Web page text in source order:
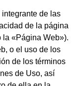
de las
de la página
la «Página Web»).
o el uso de los
de los términos
de Uso, así